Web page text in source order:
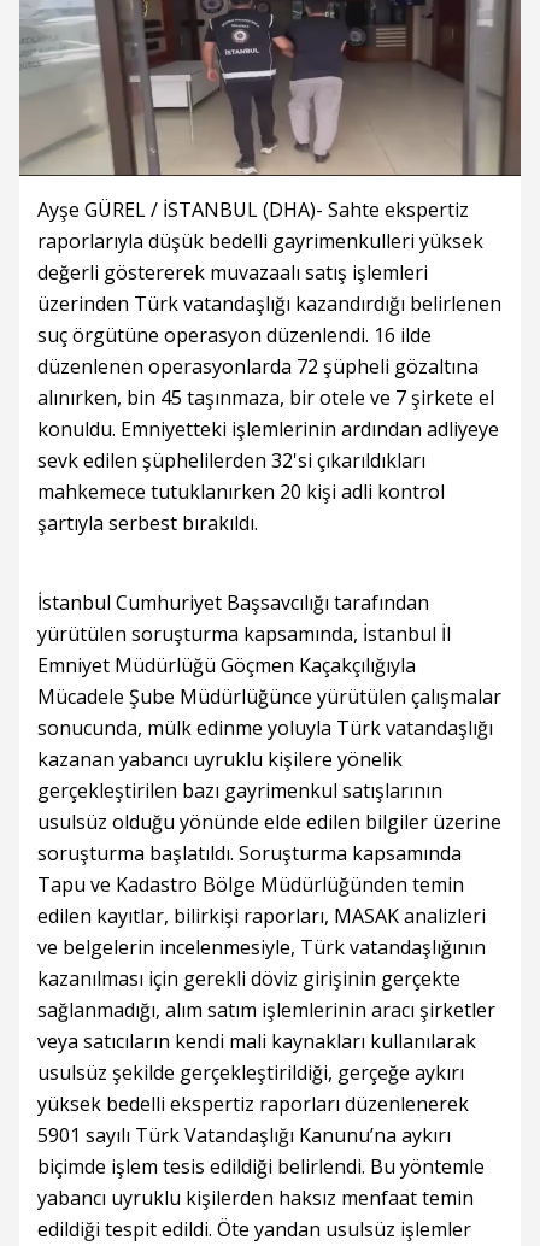
Ayşe GÜREL / İSTANBUL (DHA)- Sahte ekspertiz
raporlarıyla düşük bedelli gayrimenkulleri yüksek
değerli göstererek muvazaalı satış işlemleri
üzerinden Türk vatandaşlığı kazandırdığı belirlenen
suç örgütüne operasyon düzenlendi. 16 ilde
düzenlenen operasyonlarda 72 şüpheli gözaltına
alınırken, bin 45 taşınmaza, bir otele ve 7 şirkete el
konuldu. Emniyetteki işlemlerinin ardından adliyeye
sevk edilen şüphelilerden 32'si çıkarıldıkları
mahkemece tutuklanırken 20 kişi adli kontrol
şartıyla serbest bırakıldı.
İstanbul Cumhuriyet Başsavcılığı tarafından
yürütülen soruşturma kapsamında, İstanbul İl
Emniyet Müdürlüğü Göçmen Kaçakçılığıyla
Mücadele Şube Müdürlüğünce yürütülen çalışmalar
sonucunda, mülk edinme yoluyla Türk vatandaşlığı
kazanan yabancı uyruklu kişilere yönelik
gerçekleştirilen bazı gayrimenkul satışlarının
usulsüz olduğu yönünde elde edilen bilgiler üzerine
soruşturma başlatıldı. Soruşturma kapsamında
Tapu ve Kadastro Bölge Müdürlüğünden temin
edilen kayıtlar, bilirkişi raporları, MASAK analizleri
ve belgelerin incelenmesiyle, Türk vatandaşlığının
kazanılması için gerekli döviz girişinin gerçekte
sağlanmadığı, alım satım işlemlerinin aracı şirketler
veya satıcıların kendi mali kaynakları kullanılarak
usulsüz şekilde gerçekleştirildiği, gerçeğe aykırı
yüksek bedelli ekspertiz raporları düzenlenerek
5901 sayılı Türk Vatandaşlığı Kanunu’na aykırı
biçimde işlem tesis edildiği belirlendi. Bu yöntemle
yabancı uyruklu kişilerden haksız menfaat temin
edildiği tespit edildi. Öte yandan usulsüz işlemler